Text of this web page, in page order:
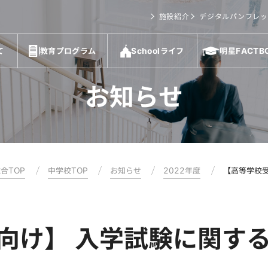
施設紹介 デジタルパンフレ
教育プログラム Schoolライフ 明星
お知らせ
TOP 中学校TOP お知らせ 2022年度 【高等学校
け】 入学試験に関す